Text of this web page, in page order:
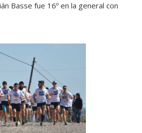
Basse fue 16º en la general con